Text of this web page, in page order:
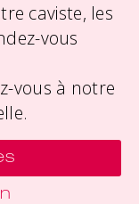
caviste, les
vous
vous à notre